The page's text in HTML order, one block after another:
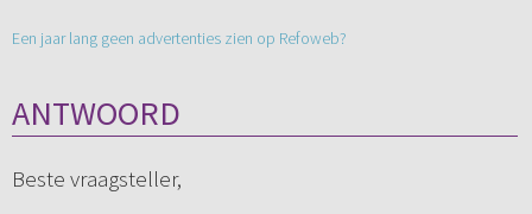
Een jaar lang geen advertenties zien op Refoweb?
ANTWOORD
Beste vraagsteller,